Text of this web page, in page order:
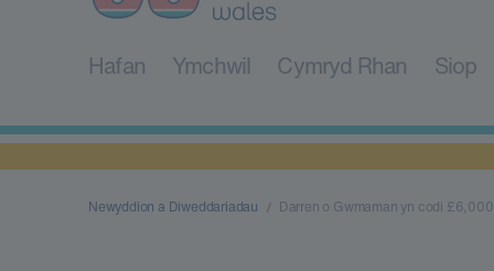
Hafan Ymchwil Cymryd Rhan Siop
Newyddion a Diweddariadau Darren o Gwmaman yn codi